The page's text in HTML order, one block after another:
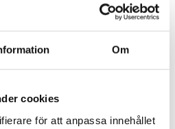
Om
cookies
för att anpassa innehållet